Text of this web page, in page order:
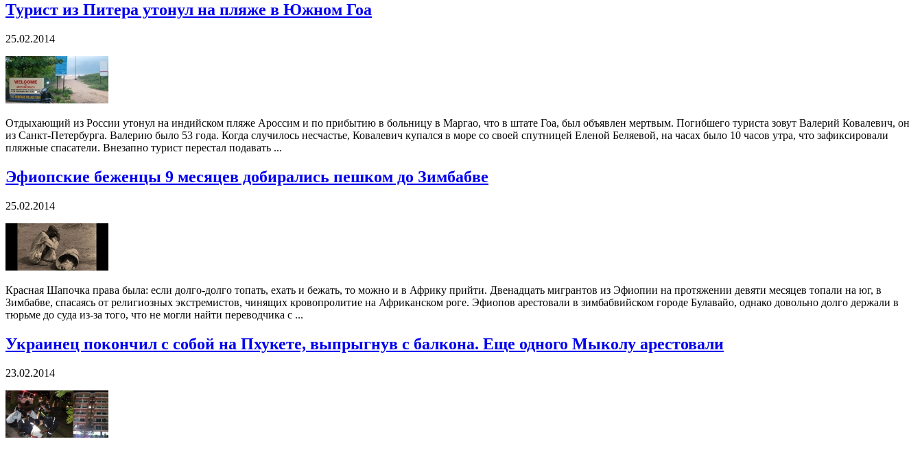
Турист из Питера утонул на пляже в Южном Гоа
25.02.2014
Отдыхающий из России утонул на индийском пляже Ароссим и по прибытию в больницу в Маргао, что в штате Гоа, был объявлен мертвым. Погибшего туриста зовут Валерий Ковалевич, он
из Санкт-Петербурга. Валерию было 53 года. Когда случилось несчастье, Ковалевич купался в море со своей спутницей Еленой Беляевой, на часах было 10 часов утра, что зафиксировали
пляжные спасатели. Внезапно турист перестал подавать ...
Эфиопские беженцы 9 месяцев добирались пешком до Зимбабве
25.02.2014
Красная Шапочка права была: если долго-долго топать, ехать и бежать, то можно и в Африку прийти. Двенадцать мигрантов из Эфиопии на протяжении девяти месяцев топали на юг, в
Зимбабве, спасаясь от религиозных экстремистов, чинящих кровопролитие на Африканском роге. Эфиопов арестовали в зимбабвийском городе Булавайо, однако довольно долго держали в
тюрьме до суда из-за того, что не могли найти переводчика с ...
Украинец покончил с собой на Пхукете, выпрыгнув с балкона. Еще одного Мыколу арестовали
23.02.2014